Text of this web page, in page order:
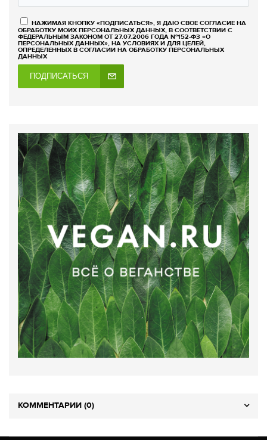
НАЖИМАЯ КНОПКУ «ПОДПИСАТЬСЯ», Я ДАЮ СВОЕ СОГЛАСИЕ НА
ОБРАБОТКУ МОИХ ПЕРСОНАЛЬНЫХ ДАННЫХ, В СООТВЕТСТВИИ С
ФЕДЕРАЛЬНЫМ ЗАКОНОМ ОТ 27.07.2006 ГОДА №152-ФЗ «О
ПЕРСОНАЛЬНЫХ ДАННЫХ», НА УСЛОВИЯХ И ДЛЯ ЦЕЛЕЙ,
ОПРЕДЕЛЕННЫХ В СОГЛАСИИ НА ОБРАБОТКУ ПЕРСОНАЛЬНЫХ
ДАННЫХ
ПОДПИСАТЬСЯ
КОММЕНТАРИИ (0)